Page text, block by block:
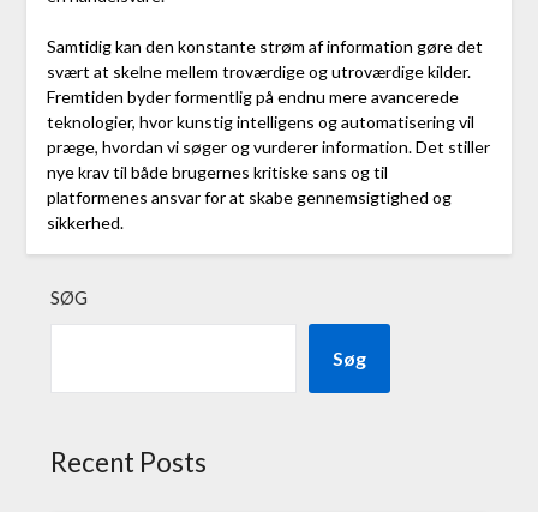
Samtidig kan den konstante strøm af information gøre det
svært at skelne mellem troværdige og utroværdige kilder.
Fremtiden byder formentlig på endnu mere avancerede
teknologier, hvor kunstig intelligens og automatisering vil
præge, hvordan vi søger og vurderer information. Det stiller
nye krav til både brugernes kritiske sans og til
platformenes ansvar for at skabe gennemsigtighed og
sikkerhed.
SØG
Søg
Recent Posts